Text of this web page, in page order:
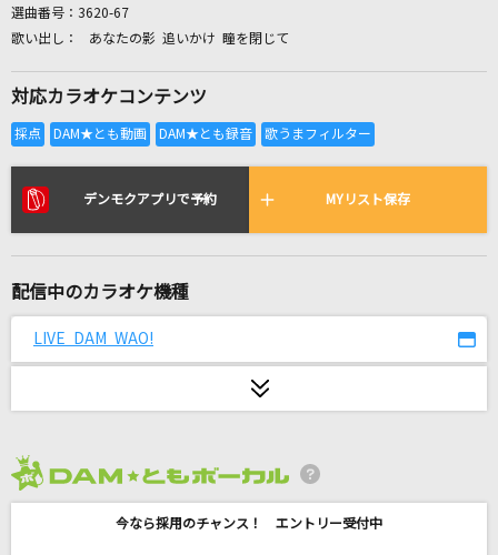
全国りれき
リアルタイムで歌われている曲の一覧
A.I
[生音]君に届け
選曲番号： 3620-67
あなたの影 追いかけ 瞳を閉じて
対応カラオケコンテンツ
デンモクアプリで予約 MYリスト保存
配信中のカラオケ機種
LIVE DAM WAO!
今なら採用のチャンス！ エントリー受付中